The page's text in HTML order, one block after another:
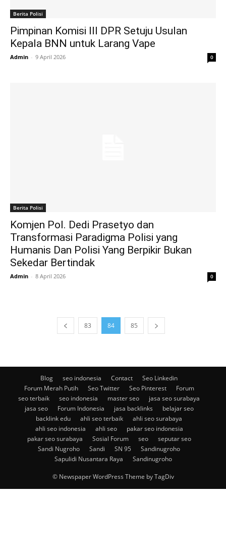
Berita Polisi
Pimpinan Komisi III DPR Setuju Usulan
Kepala BNN untuk Larang Vape
Admin - 9 April 2026 0
Berita Polisi
Komjen Pol. Dedi Prasetyo dan
Transformasi Paradigma Polisi yang
Humanis Dan Polisi Yang Berpikir Bukan
Sekedar Bertindak
Admin - 8 April 2026 0
83 84 85
Blog seo indonesia Contact
Seo Linkedin
Forum Merah Putih
Seo Twitter Seo Pinterest
Forum
seo terbaik
seo indonesia master seo
jasa seo surabaya
jasa seo
Forum Indonesia jasa backlinks
belajar seo
backlink edu
ahli seo terbaik
ahli seo surabaya
ahli seo indonesia
ahli seo
pakar seo indonesia
pakar seo surabaya
Sosial Forum seo
seputar seo
Sandi Nugroho
Sandi SN 95
Sandinugroho
Sapulidi Nusantara Raya
Sandinugroho
© Newspaper WordPress Theme by TagDiv